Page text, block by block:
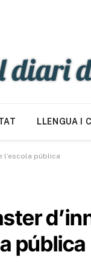
LLENGUA I
l’escola pública
pública